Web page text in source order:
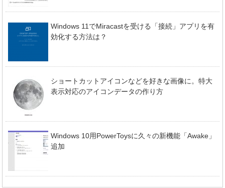
Windows 11でMiracastを受ける「接続」アプリを有
効化する方法は？
ショートカットアイコンなどを好きな画像に。特大
表示対応のアイコンデータの作り方
Windows 10用PowerToysに久々の新機能「Awake」
追加